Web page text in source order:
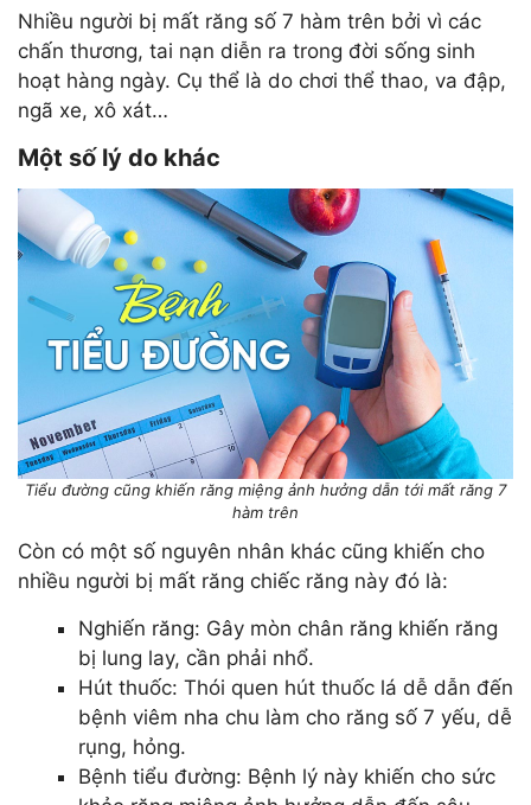
Nhiều người bị mất răng số 7 hàm trên bởi vì các
chấn thương, tai nạn diễn ra trong đời sống sinh
hoạt hàng ngày. Cụ thể là do chơi thể thao, va đập,
ngã xe, xô xát…
Một số lý do khác
Tiểu đường cũng khiến răng miệng ảnh hưởng dẫn tới mất răng 7
hàm trên
Còn có một số nguyên nhân khác cũng khiến cho
nhiều người bị mất răng chiếc răng này đó là:
Nghiến răng: Gây mòn chân răng khiến răng
bị lung lay, cần phải nhổ.
Hút thuốc: Thói quen hút thuốc lá dễ dẫn đến
bệnh viêm nha chu làm cho răng số 7 yếu, dễ
rụng, hỏng.
Bệnh tiểu đường: Bệnh lý này khiến cho sức